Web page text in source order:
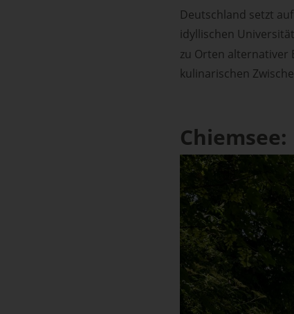
Deutschland setzt
idyllischen
zu Orten alternativer
kulinarischen